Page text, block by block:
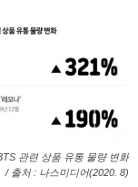
관련 상품 유통 물량 변화
/ 출처 : 나스미디어(2020. 8)